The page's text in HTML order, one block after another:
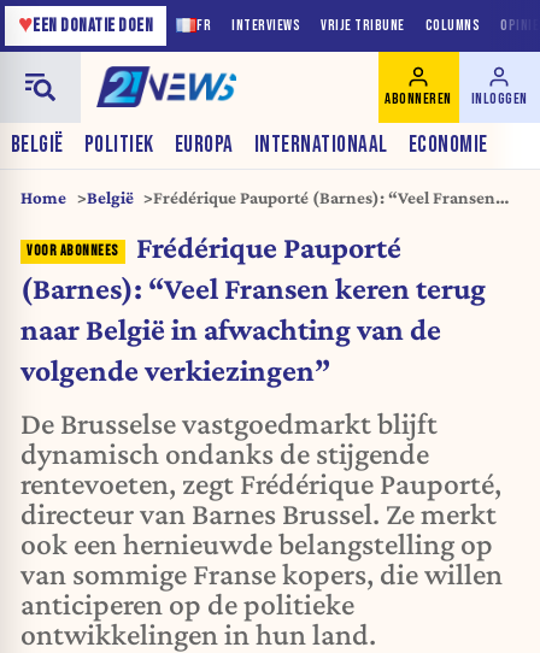
FR INTERVIEWS VRIJE TRIBUNE COLUMNS
♥EEN DONATIE DOEN
BELGIË POLITIEK EUROPA INTERNATIONAAL ECONOMIE
ABONNEREN INLOGGEN
Home België
Frédérique Pauporté (Barnes): “Veel Fransen
volgende verkiezingen”
Frédérique Pauporté
(Barnes): “Veel Fransen keren terug
naar België in afwachting van de
volgende verkiezingen”
De Brusselse vastgoedmarkt blijft
dynamisch ondanks de stijgende
rentevoeten, zegt Frédérique Pauporté,
directeur van Barnes Brussel. Ze merkt
ook een hernieuwde belangstelling op
van sommige Franse kopers, die willen
anticiperen op de politieke
ontwikkelingen in hun land.